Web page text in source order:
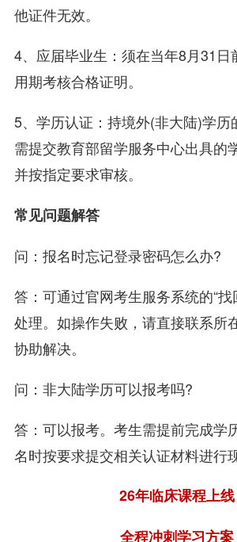
他证件无效。
4、应届毕业生：须在当年8月31日
用期考核合格证明。
5、学历认证：持境外(非大陆)学历
需提交教育部留学服务中心出具的
并按指定要求审核。
常见问题解答
问：报名时忘记登录密码怎么办?
答：可通过官网考生服务系统的“找
处理。如操作失败，请直接联系所
协助解决。
问：非大陆学历可以报考吗?
答：可以报考。考生需提前完成学
名时按要求提交相关认证材料进行
26年临床课程上线
全程冲刺学习方案